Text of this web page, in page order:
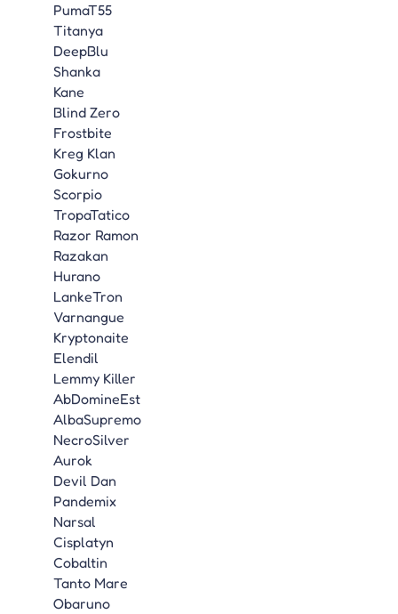
PumaT55
Titanya
DeepBlu
Shanka
Kane
Blind Zero
Frostbite
Kreg Klan
Gokurno
Scorpio
TropaTatico
Razor Ramon
Razakan
Hurano
LankeTron
Varnangue
Kryptonaite
Elendil
Lemmy Killer
AbDomineEst
AlbaSupremo
NecroSilver
Aurok
Devil Dan
Pandemix
Narsal
Cisplatyn
Cobaltin
Tanto Mare
Obaruno